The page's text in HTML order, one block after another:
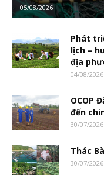
05/08/2026
Phát
lịch –
địa
04/08/2026
OCOP
đến
30/07/2026
Thác
30/07/2026